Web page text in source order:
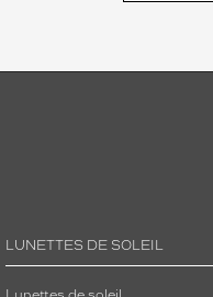
LUNETTES DE SOLEIL